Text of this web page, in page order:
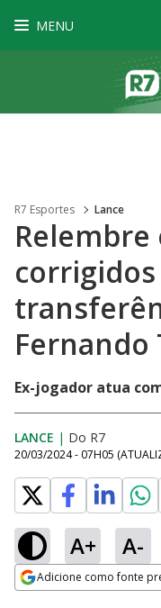
MENU
R7 Esportes Lance
Relembre
corrigidos
Fernando
Ex-jogador atua
LANCE | Do R7
20/03/2024 - 07H05
A+ A-
Adicione como fonte